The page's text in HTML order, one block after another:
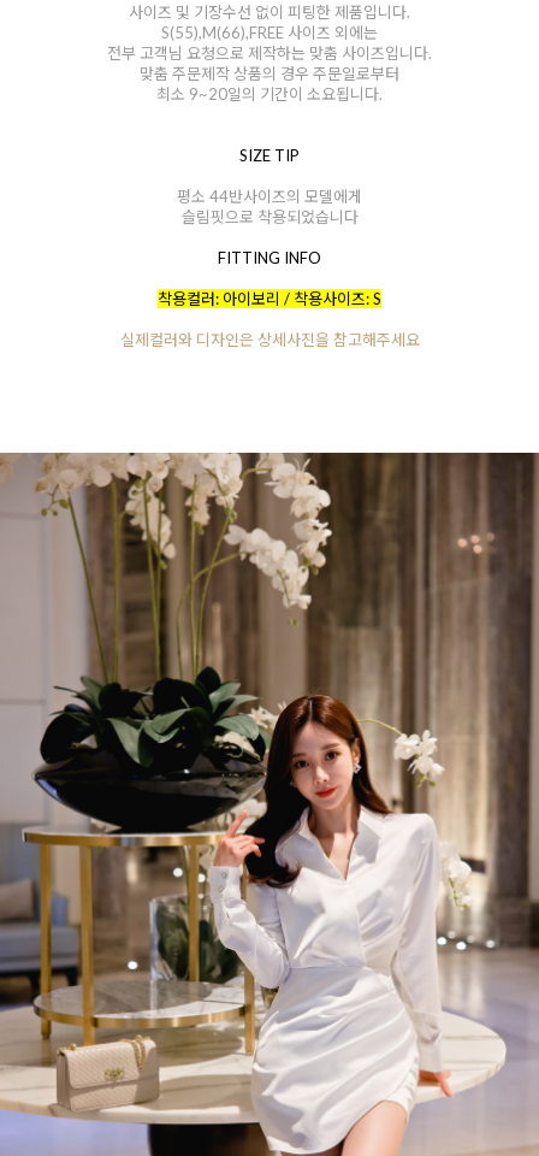
사이즈 및 기장수선 없이 피팅한 제품입니다.
S(55),M(66),FREE 사이즈 외에는
전부 고객님 요청으로 제작하는 맞춤 사이즈입니다.
맞춤 주문제작 상품의 경우 주문일로부터
최소 9~20일의 기간이 소요됩니다.
SIZE TIP
평소 44반사이즈의 모델에게
슬림핏으로 착용되었습니다
FITTING INFO
착용컬러: 아이보리 / 착용사이즈: S
실제컬러와 디자인은 상세사진을 참고해주세요